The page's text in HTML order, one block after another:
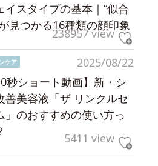
イスタイプの基本｜“似合
見つかる16種類の顔印象
238957 view
2025/08/22
ケア
秒ショート動画】新・シ
善美容液「ザ リンクルセ
」のおすすめの使い方っ
5411 view